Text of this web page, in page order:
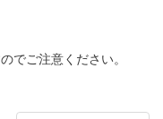
でご注意ください。